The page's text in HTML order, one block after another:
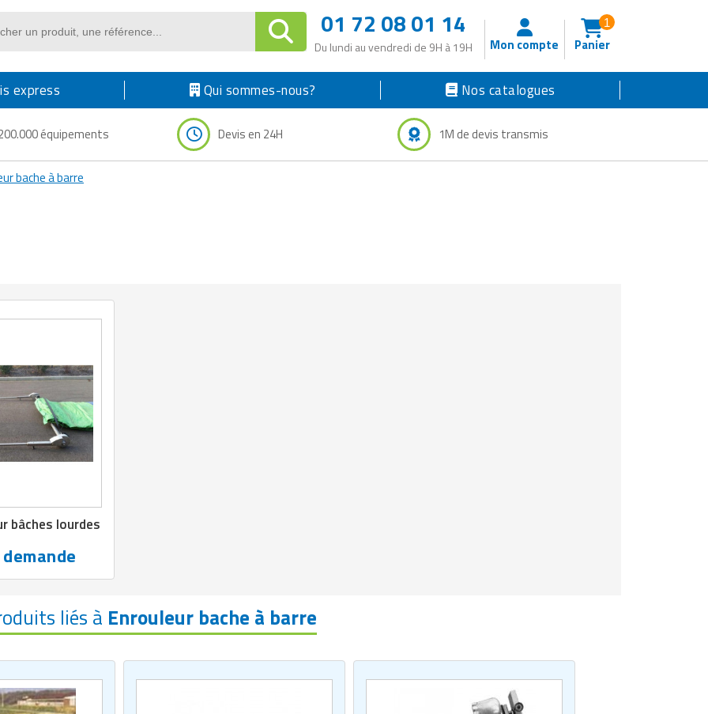
01 72 08 01 14
Du lundi au vendredi de 9H à 19H Mon compte Panier
1
express Qui sommes-nous? Nos catalogues
équipements Devis en 24H 1M de devis transmis
bache à barre
bâches lourdes
liés à Enrouleur bache à barre